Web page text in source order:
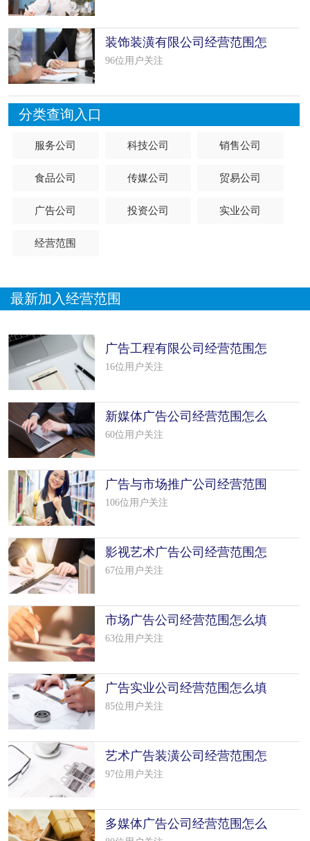
装饰装潢有限公司经营范围怎
么填写
96位用户关注
分类查询入口
服务公司 科技公司 销售公司
食品公司 传媒公司 贸易公司
广告公司 投资公司 实业公司
经营范围
最新加入经营范围
广告工程有限公司经营范围怎
么填写（24个模板）
16位用户关注
新媒体广告公司经营范围怎么
填写（50个模板）
60位用户关注
广告与市场推广公司经营范围
怎么填写（9个模板）
106位用户关注
影视艺术广告公司经营范围怎
么填写（50个模板）
67位用户关注
市场广告公司经营范围怎么填
写（50个模板）
63位用户关注
广告实业公司经营范围怎么填
写（50个模板）
85位用户关注
艺术广告装潢公司经营范围怎
么填写（50个模板）
97位用户关注
多媒体广告公司经营范围怎么